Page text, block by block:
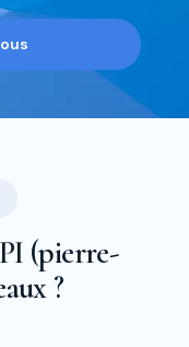
(pierre-
?